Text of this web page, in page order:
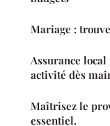
Mariage :
Assurance
activité dès
Maîtrisez le
essentiel.